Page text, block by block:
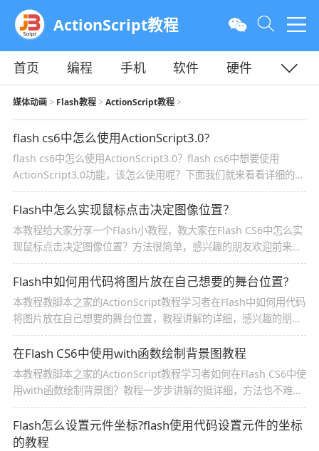
ActionScript教程
首页 编程 手机 软件
硬件
教程
平面 服务器
媒体动画> Flash教程> ActionScript教程>
flash cs6中怎么使用ActionScript3.0?
flash cs6中怎么使用ActionScript3.0？flash cs6中想要使用
ActionScript3.0功能，该怎么使用呢？下面我们就来看看详细的教
程，需要的朋友可以参考下
Flash中怎么实现鼠标点击决定图像位置？
本教程给大家分享一个Flash小教程，教大家在Flash CS6中怎么实
现鼠标点击决定图像位置？方法很简单，感兴趣的朋友欢迎前来一
起分享学习
Flash中如何用代码将图片放在自己想要的舞台位置?
本教程教脚本之家的ActionScript教程学习者在Flash中如何用代码
将图片放在自己想要的舞台位置，教程讲解的详细，感兴趣的朋友
欢迎前来分享学习
在Flash CS6中使用with函数绘制背景图教程
本教程教脚本之家的ActionScript教程学习者如何在Flash CS6中使
用with函数绘制背景图？教程一步步讲解的挺详细，方法也不难，
非常适合Flash新手入门学习
Flash怎么设置元件坐标?flash使用代码设置元件的坐标
的教程